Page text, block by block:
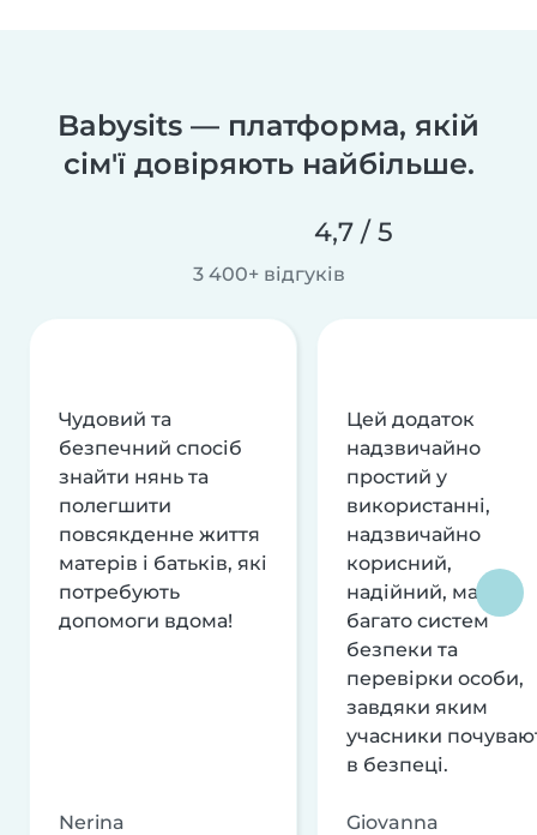
Babysits — платформа, якій
сім'ї довіряють найбільше.
4,7 / 5
3 400+ відгуків
Чудовий та
безпечний спосіб
знайти нянь та
полегшити
повсякденне життя
матерів і батьків, які
потребують
допомоги вдома!
Nerina
Цей додаток
надзвичайно
простий у
використанні,
надзвичайно
корисний,
надійний, має
багато систем
безпеки та
перевірки особи,
завдяки яким
учасники
в безпеці.
Giovanna